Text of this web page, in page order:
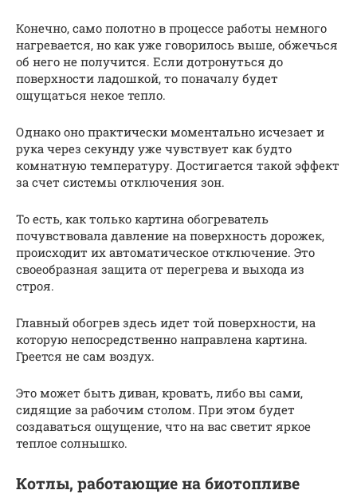
Конечно, само полотно в процессе работы немного
нагревается, но как уже говорилось выше, обжечься
об него не получится. Если дотронуться до
поверхности ладошкой, то поначалу будет
ощущаться некое тепло.
Однако оно практически моментально исчезает и
рука через секунду уже чувствует как будто
комнатную температуру. Достигается такой эффект
за счет системы отключения зон.
То есть, как только картина обогреватель
почувствовала давление на поверхность дорожек,
происходит их автоматическое отключение. Это
своеобразная защита от перегрева и выхода из
строя.
Главный обогрев здесь идет той поверхности, на
которую непосредственно направлена картина.
Греется не сам воздух.
Это может быть диван, кровать, либо вы сами,
сидящие за рабочим столом. При этом будет
создаваться ощущение, что на вас светит яркое
теплое солнышко.
Котлы, работающие на биотопливе